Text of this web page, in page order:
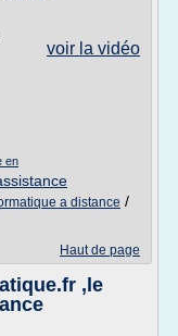
voir la vidéo
en
a distance /
Haut de page
,le